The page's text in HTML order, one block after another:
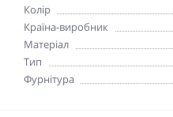
Колір
Країна-виробник
Матеріал
Тип
Фурнітура